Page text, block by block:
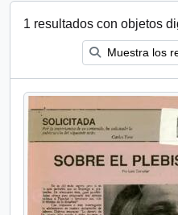
1 resultados con objetos
Muestra los